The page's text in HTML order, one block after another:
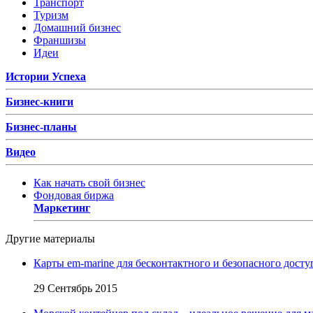
Туризм
Домашний бизнес
Франшизы
Идеи
Истории Успеха
Бизнес-книги
Бизнес-планы
Видео
Как начать свой бизнес
Фондовая биржа
Маркетинг
Другие материалы
Карты em-marine для бесконтактного и безопасного
29 Сентябрь 2015